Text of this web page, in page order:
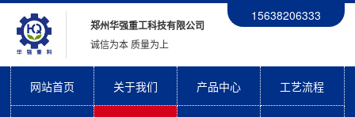
15638206333
郑州华强重工科技有限公司
诚信为本 质量为上
网站首页 关于我们 产品中心 工艺流程